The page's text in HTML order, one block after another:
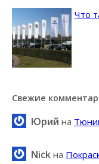
Что
Свежие
Юрий на
Nick на